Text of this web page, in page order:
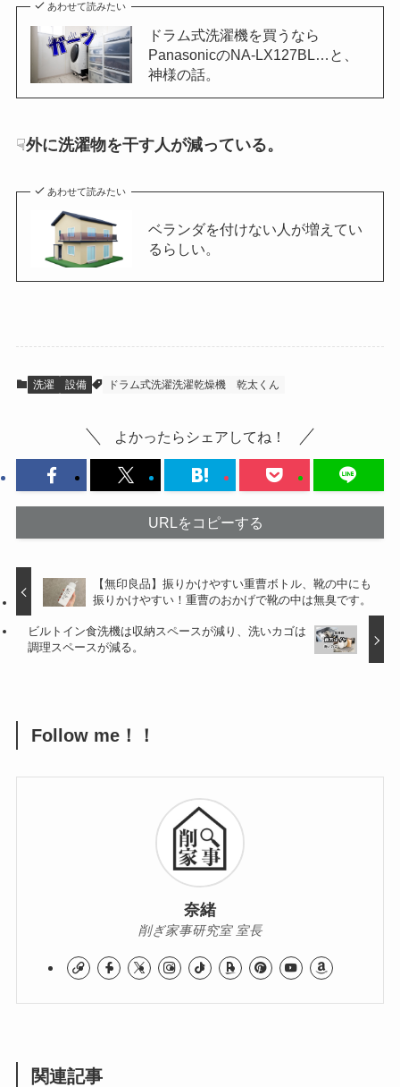
あわせて読みたい
ドラム式洗濯機を買うなら
PanasonicのNA-LX127BL…と、
神様の話。
☟外に洗濯物を干す人が減っている。
あわせて読みたい
ベランダを付けない人が増えてい
るらしい。
洗濯 設備 ドラム式洗濯洗濯乾燥機 乾太くん
よかったらシェアしてね！
URLをコピーする
【無印良品】振りかけやすい重曹ボトル、靴の中にも
振りかけやすい！重曹のおかげで靴の中は無臭です。
ビルトイン食洗機は収納スペースが減り、洗いカゴは
調理スペースが減る。
Follow me！！
奈緒
削ぎ家事研究室 室長
関連記事